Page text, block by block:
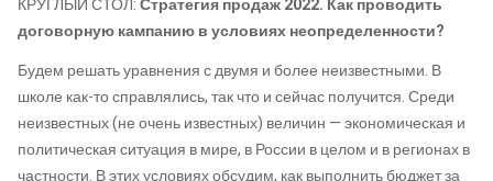
КРУГЛЫЙ СТОЛ:Стратегия продаж 2022. Как проводить
договорную кампанию в условиях неопределенности?
Будем решать уравнения с двумя и более неизвестными. В
школе как-то справлялись, так что и сейчас получится. Среди
неизвестных (не очень известных) величин — экономическая и
политическая ситуация в мире, в России в целом и в регионах в
частности. В этих условиях обсудим, как выполнить бюджет за